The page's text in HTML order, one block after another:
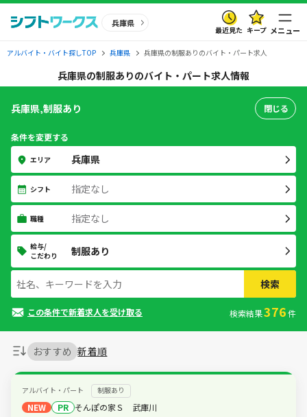
兵庫県
最近見た キープ メニュー
アルバイト・バイト探しTOP 兵庫県 兵庫県の制服ありのバイト・パート求人
兵庫県の制服ありのバイト・パート求人情報
おすすめ 新着順
アルバイト・パート 制服あり
NEW PR そんぽの家Ｓ 武庫川
兵庫県,制服あり 閉じる
条件を変更する
エリア 兵庫県
シフト 指定なし
職種 指定なし
給与/
こだわり
制服あり
検索
この条件で新着求人を受け取る 検索結果376件